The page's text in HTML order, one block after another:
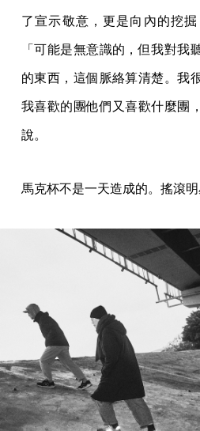
了宣示敬意，更是向內的挖掘
「可能是無意識的，但我對我
的東西，這個脈絡算清楚。我
我喜歡的團他們又喜歡什麼團
說。
馬克杯不是一天造成的。搖滾明